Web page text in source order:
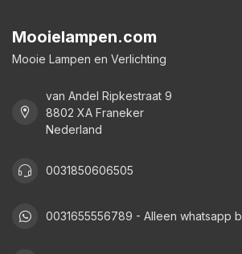
Mooielampen.com
Mooie Lampen en Verlichting
van Andel Ripkestraat 9
8802 XA Franeker
Nederland
0031850606505
0031655556789 - Alleen whatsapp